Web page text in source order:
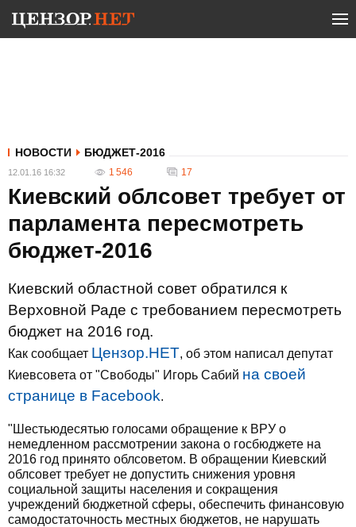
НОВОСТИ БЮДЖЕТ-2016
12.01.16 16:32 1 546 17
Киевский облсовет требует от
парламента пересмотреть
бюджет-2016
Киевский областной совет обратился к
Верховной Раде с требованием пересмотреть
бюджет на 2016 год.
Как сообщает Цензор.НЕТ, об этом написал депутат
Киевсовета от "Свободы" Игорь Сабий на своей
странице в Facebook.
"Шестьюдесятью голосами обращение к ВРУ о
немедленном рассмотрении закона о госбюджете на
2016 год принято облсоветом. В обращении Киевский
облсовет требует не допустить снижения уровня
социальной защиты населения и сокращения
учреждений бюджетной сферы, обеспечить финансовую
самодостаточность местных бюджетов, не нарушать